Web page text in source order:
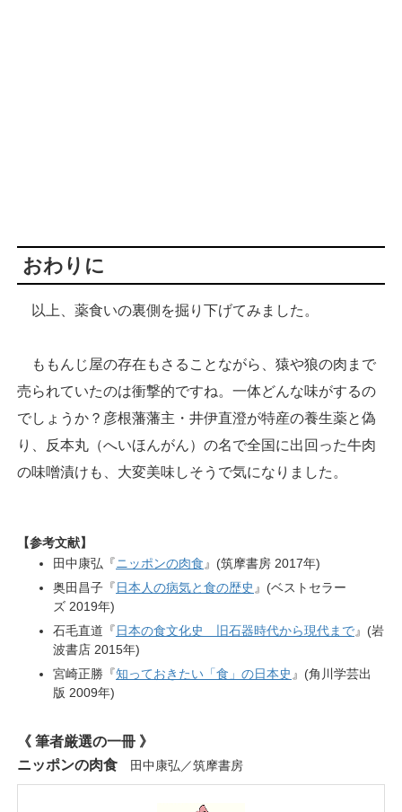
おわりに
以上、薬食いの裏側を掘り下げてみました。
ももんじ屋の存在もさることながら、猿や狼の肉まで
売られていたのは衝撃的ですね。一体どんな味がするの
でしょうか？彦根藩藩主・井伊直澄が特産の養生薬と偽
り、反本丸（へいほんがん）の名で全国に出回った牛肉
の味噌漬けも、大変美味しそうで気になりました。
【参考文献】
田中康弘『ニッポンの肉食 』(筑摩書房 2017年)
奥田昌子『 日本人の病気と食の歴史 』(ベストセラー
ズ 2019年)
石毛直道『 日本の食文化史 旧石器時代から現代まで 』(岩
波書店 2015年)
宮崎正勝『知っておきたい「食」の日本史 』(角川学芸出
版 2009年)
《 筆者厳選の一冊 》
ニッポンの肉食
田中康弘／筑摩書房